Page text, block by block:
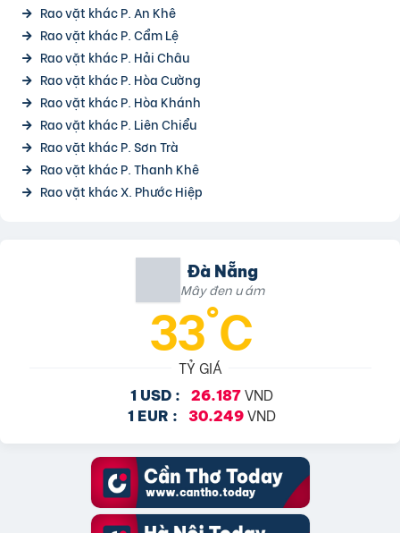
Rao vặt khác P. An Khê
Rao vặt khác P. Cẩm Lệ
Rao vặt khác P. Hải Châu
Rao vặt khác P. Hòa Cường
Rao vặt khác P. Hòa Khánh
Rao vặt khác P. Liên Chiểu
Rao vặt khác P. Sơn Trà
Rao vặt khác P. Thanh Khê
Rao vặt khác X. Phước Hiệp
Đà Nẵng
Mây đen u ám
33°C
TỶ GIÁ
1 USD : 26.187 VND
1 EUR : 30.249 VND